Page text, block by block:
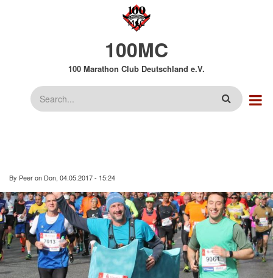
100MC
100 Marathon Club Deutschland e.V.
Suche
By Peeron Don, 04.05.2017 - 15:24